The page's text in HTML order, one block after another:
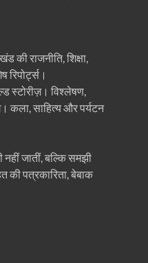
की राजनीति, शिक्षा,
स्टोरीज़। विश्लेषण,
कला, साहित्य और पर्यटन
जातीं, बल्कि समझी
की पत्रकारिता, बेबाक